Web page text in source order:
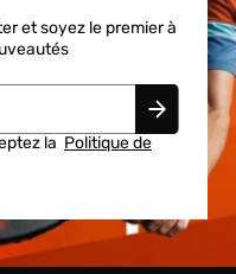
et soyez le premier à
la Politique de